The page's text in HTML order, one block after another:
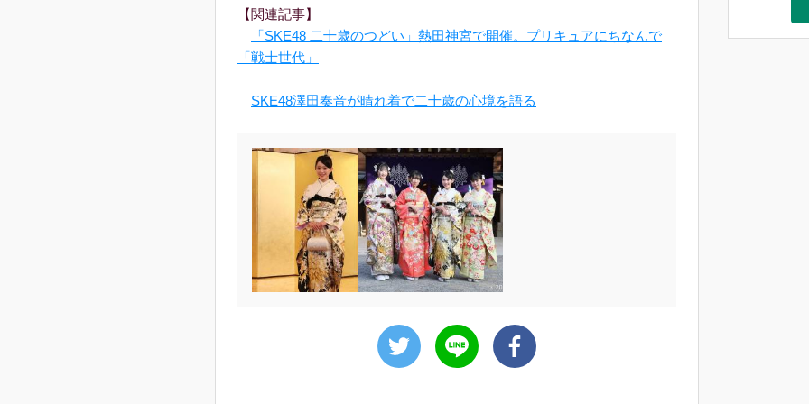
【関連記事】
「SKE48 二十歳のつどい」熱田神宮で開催。プリキュアにちなんで
「戦士世代」
SKE48澤田奏音が晴れ着で二十歳の心境を語る